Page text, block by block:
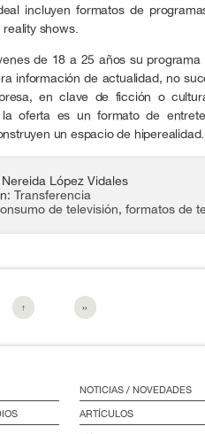
incluyen formatos de
shows.
de 18 a 25 años su
información de actualidad, no
en clave de ficción o
oferta es un formato de
un espacio de
| Nereida López Vidales
Transferencia
de televisión, formatos de
↑ ››
NOTICIAS / NOVEDADES
ARTÍCULOS